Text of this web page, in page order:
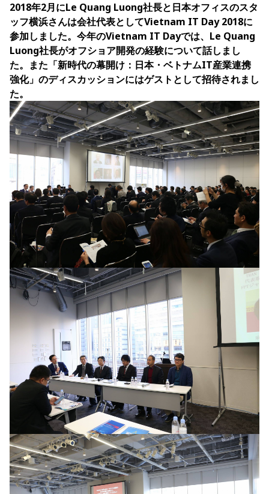
2018年2月にLe Quang Luong社長と日本オフィスのスタ
ッフ横浜さんは会社代表としてVietnam IT Day 2018に
参加しました。今年のVietnam IT Dayでは、Le Quang
Luong社長がオフショア開発の経験について話しまし
た。また「新時代の幕開け：日本・ベトナムIT産業連携
強化」のディスカッションにはゲストとして招待されまし
た。